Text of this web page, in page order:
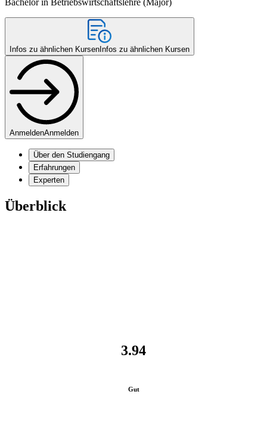
Infos zu ähnlichen Kursen Infos zu ähnlichen Kursen
AnmeldenAnmelden
Über den Studiengang
Erfahrungen
Experten
Überblick
3.94
Gut